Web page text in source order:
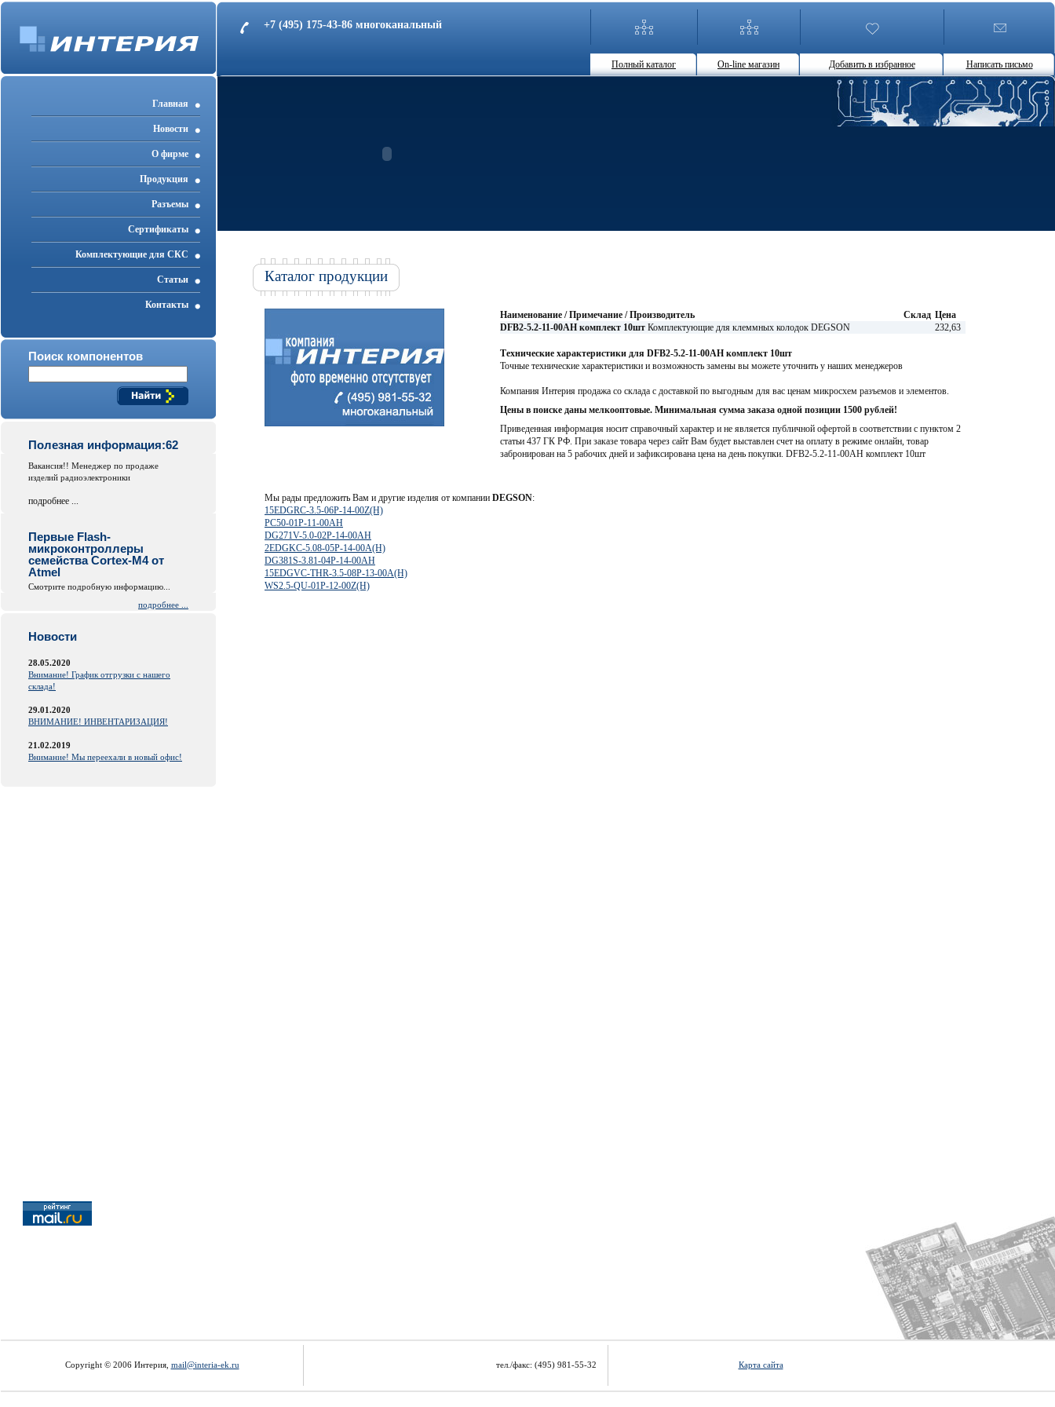
+7 (495) 175-43-86 многоканальный
Полный каталог On-line магазин Добавить в избранное Написать письмо
Главная
Новости
О фирме
Продукция
Разъемы
Cертификаты
Комплектующие для СКС
Статьи
Контакты
Поиск компонентов
Полезная информация:62
Вакансия!! Менеджер по продаже
изделий радиоэлектроники
подробнее ...
Первые Flash-
микроконтроллеры
семейства Cortex-M4 от
Atmel
Смотрите подробную информацию...
подробнее ...
Новости
28.05.2020
Внимание! График отгрузки с нашего
склада!
29.01.2020
ВНИМАНИЕ! ИНВЕНТАРИЗАЦИЯ!
21.02.2019
Внимание! Мы переехали в новый офис!
Каталог продукции
Наименование / Примечание / Производитель Склад Цена
DFB2-5.2-11-00AH комплект 10шт Комплектующие для клеммных колодок DEGSON 232,63
Технические характеристики для DFB2-5.2-11-00AH комплект 10шт
Точные технические характеристики и возможность замены вы можете уточнить у наших менеджеров
Компания Интерия продажа со склада с доставкой по выгодным для вас ценам микросхем разъемов и элементов.
Цены в поиске даны мелкооптовые. Минимальная сумма заказа одной позиции 1500 рублей!
Приведенная информация носит справочный характер и не является публичной офертой в соответствии с пунктом 2
статьи 437 ГК РФ. При заказе товара через сайт Вам будет выставлен счет на оплату в режиме онлайн, товар
забронирован на 5 рабочих дней и зафиксирована цена на день покупки. DFB2-5.2-11-00AH комплект 10шт
Мы рады предложить Вам и другие изделия от компании DEGSON:
15EDGRC-3.5-06P-14-00Z(H)
PC50-01P-11-00AH
DG271V-5.0-02P-14-00AH
2EDGKC-5.08-05P-14-00A(H)
DG381S-3.81-04P-14-00AH
15EDGVC-THR-3.5-08P-13-00A(H)
WS2.5-QU-01P-12-00Z(H)
Copyright © 2006 Интерия, mail@interia-ek.ru тел./факс: (495) 981-55-32 Карта сайта